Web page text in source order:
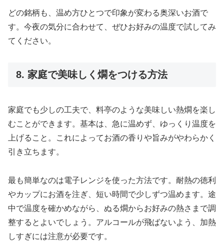
どの銘柄も、温め方ひとつで印象が変わる奥深いお酒で
す。今夜の気分に合わせて、ぜひお好みの温度で試してみ
てください。
8. 家庭で美味しく燗をつける方法
家庭でも少しの工夫で、料亭のような美味しい熱燗を楽し
むことができます。基本は、急に温めず、ゆっくり温度を
上げること。これによってお酒の香りや旨みがやわらかく
引き立ちます。
最も簡単なのは電子レンジを使った方法です。耐熱の徳利
やカップにお酒を注ぎ、短い時間で少しずつ温めます。途
中で温度を確かめながら、ぬる燗からお好みの熱さまで調
整するとよいでしょう。アルコールが飛ばないよう、加熱
しすぎには注意が必要です。